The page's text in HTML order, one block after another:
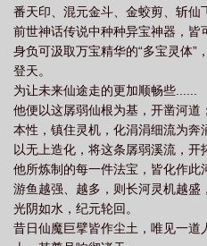
番天印、混元金斗、金蛟剪、斩仙
前世神话传说中种种异宝神器，皆
身负可汲取万宝精华的“多宝灵体”
登天。
为让未来仙途走的更加顺畅些......
他便以这孱弱仙根为基，开凿河道
本性，镇住灵机，化涓涓细流为奔
以无上造化，将这条孱弱溪流，开
他所炼制的每一件法宝，皆化作此
游鱼越强、越多，则长河灵机越盛
光阴如水，纪元轮回。
昔日仙魔巨擘皆作尘土，唯见一道